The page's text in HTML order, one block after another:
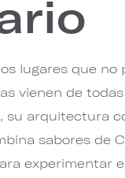
lugares que
vienen de
su arquitectura
sabores de
experimentar